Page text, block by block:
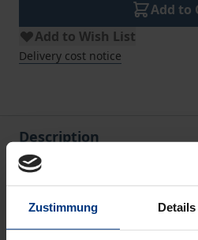
Zustimmung Details
Add to
Add to Wish List
Delivery cost notice
Description
Die Informationsbewertung
analytisch überzeugend
zahlreiche empirische